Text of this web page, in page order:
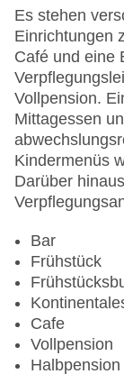
Anzahl der
EC
Es stehen
Einrichtungen
Café und eine
Vollpension.
Mittagessen
Kindermenüs
Darüber
Bar
Frühstück
Cafe
Vollpension
Halbpension